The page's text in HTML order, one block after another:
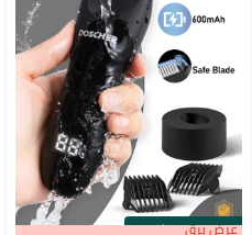
00m:00s
·باقي 2 عرض برق